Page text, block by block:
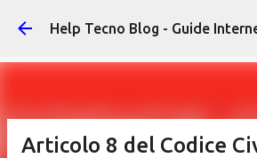
Passa ai contenuti
Help Tecno Blog - Guide
Articolo 8 del Codice